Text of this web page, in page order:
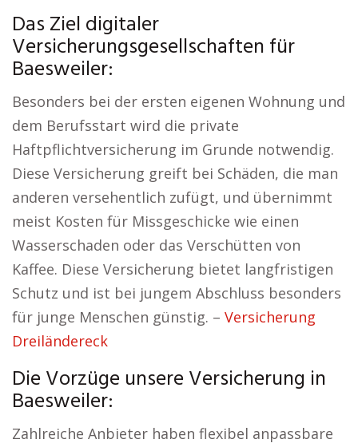
Das Ziel digitaler
Versicherungsgesellschaften für
Baesweiler:
Besonders bei der ersten eigenen Wohnung und
dem Berufsstart wird die private
Haftpflichtversicherung im Grunde notwendig.
Diese Versicherung greift bei Schäden, die man
anderen versehentlich zufügt, und übernimmt
meist Kosten für Missgeschicke wie einen
Wasserschaden oder das Verschütten von
Kaffee. Diese Versicherung bietet langfristigen
Schutz und ist bei jungem Abschluss besonders
für junge Menschen günstig. – Versicherung
Dreiländereck
Die Vorzüge unsere Versicherung in
Baesweiler:
Zahlreiche Anbieter haben flexibel anpassbare